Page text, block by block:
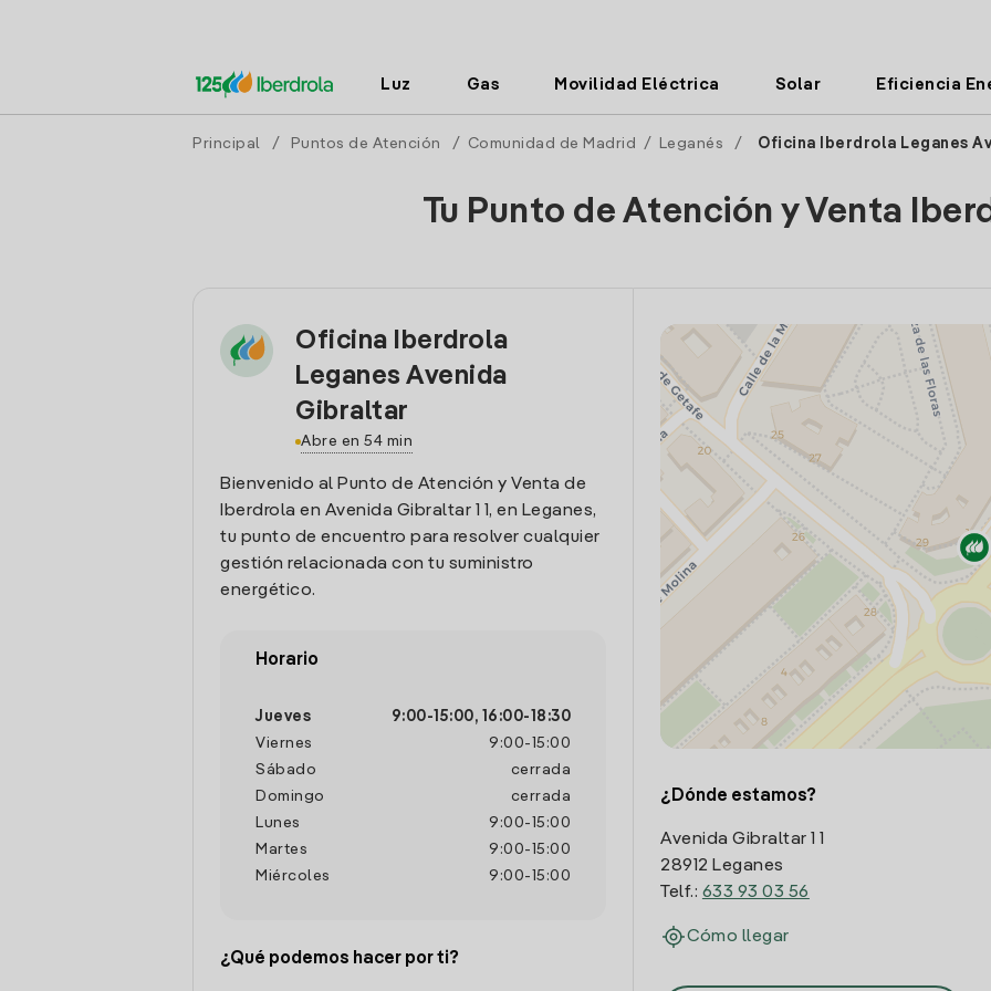
Luz Gas Movilidad Eléctrica Solar Eficiencia
Principal / Puntos de Atención / Comunidad de Madrid / Leganés / Oficina Iberdrola Leganes
Tu Punto de Atención y Venta
Oficina Iberdrola
Leganes Avenida
Gibraltar
Abre en 54 min
Bienvenido al Punto de Atención y Venta de
Iberdrola en Avenida Gibraltar 1 1, en Leganes,
tu punto de encuentro para resolver cualquier
gestión relacionada con tu suministro
energético.
Horario
Jueves 9:00- 15:00, 16:00- 18:30
Viernes
9:00- 15:00
Sábado
cerrada
Domingo
cerrada
Lunes
9:00- 15:00
Martes
9:00- 15:00
Miércoles
9:00- 15:00
¿Qué podemos hacer por ti?
¿Dónde estamos?
Avenida Gibraltar 1 1
28912 Leganes
Telf.: 633 93 03 56
Cómo llegar